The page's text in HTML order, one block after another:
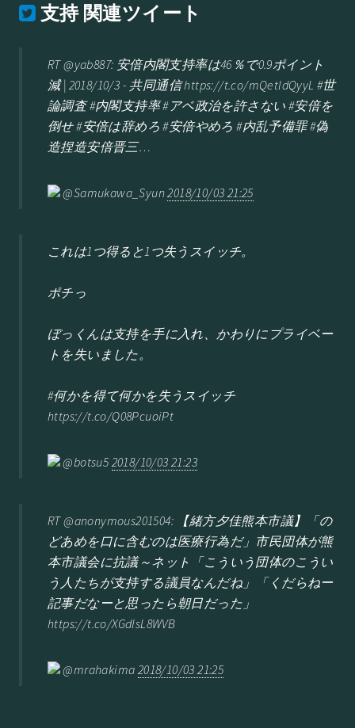
支持関連ツイート
RT @yab887: 安倍内閣支持率は46％で0.9ポイント
減 | 2018/10/3 - 共同通信 https://t.co/mQetldQyyL #世
論調査 #内閣支持率 #アベ政治を許さない #安倍を
倒せ #安倍は辞めろ #安倍やめろ #内乱予備罪 #偽
造捏造安倍晋三…
@Samukawa_Syun2018/10/03 21:25
これは1つ得ると1つ失うスイッチ。
ポチっ
ぼっくんは支持を手に入れ、かわりにプライベー
トを失いました。
#何かを得て何かを失うスイッチ
https://t.co/Q08PcuoiPt
@botsu52018/10/03 21:23
RT @anonymous201504: 【緒方夕佳熊本市議】「の
どあめを口に含むのは医療行為だ」市民団体が熊
本市議会に抗議～ネット「こういう団体のこうい
う人たちが支持する議員なんだね」「くだらねー
記事だなーと思ったら朝日だった」
https://t.co/XGdlsL8WVB
@mrahakima 2018/10/03 21:25